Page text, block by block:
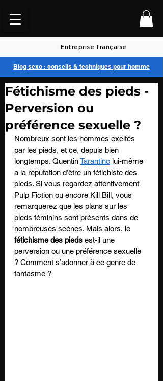
Blog sexo : conseils & techniques pour homme
Entreprise française
Fétichisme des pieds -
Perversion ou
préférence sexuelle ?
Nombreux sont les hommes excités
par les pieds, et ce, depuis bien
longtemps. Quentin Tarantino lui-même
a la réputation d’être un fétichiste des
pieds. Si vous regardez attentivement
Pulp Fiction ou encore Kill Bill, vous
remarquerez que les plans sur les
pieds féminins sont présents dans de
nombreuses scènes. Mais alors, le
fétichisme des pieds est-il une
perversion ou une préférence sexuelle
? Comment s’adonner à ce genre de
fantasme ?